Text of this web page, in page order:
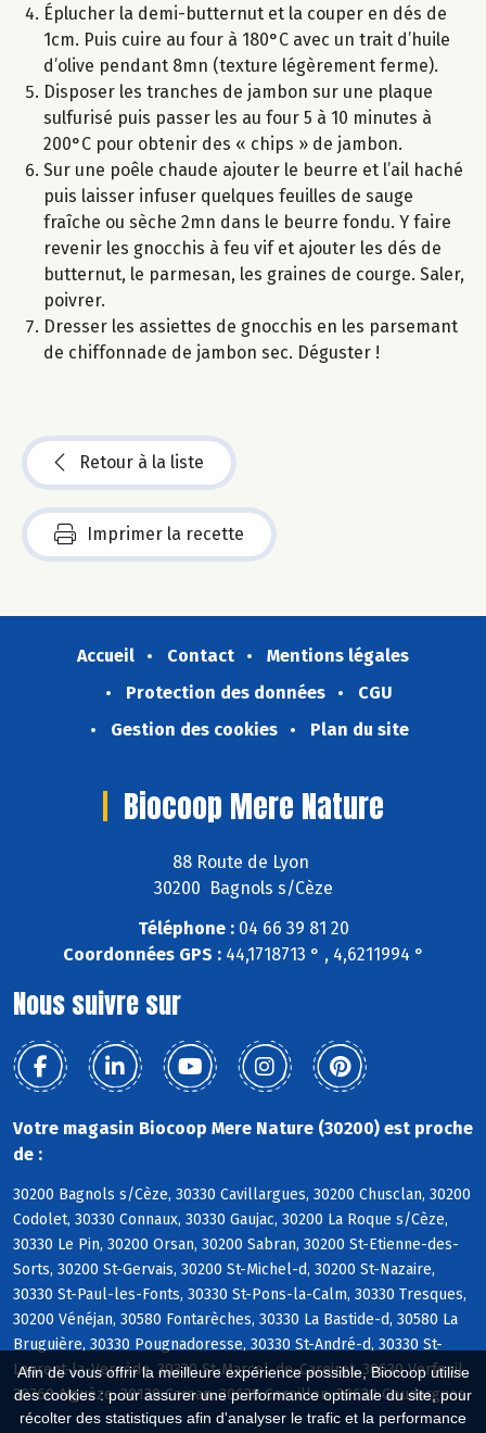
Afin de vous offrir la meilleure expérience possible, Biocoop utilise
des cookies : pour assurer une performance optimale du site, pour
récolter des statistiques afin d'analyser le trafic et la performance
Éplucher la demi-butternut et la couper en dés de
1cm. Puis cuire au four à 180°C avec un trait d’huile
d’olive pendant 8mn (texture légèrement ferme).
Disposer les tranches de jambon sur une plaque
sulfurisé puis passer les au four 5 à 10 minutes à
200°C pour obtenir des « chips » de jambon.
Sur une poêle chaude ajouter le beurre et l’ail haché
puis laisser infuser quelques feuilles de sauge
fraîche ou sèche 2mn dans le beurre fondu. Y faire
revenir les gnocchis à feu vif et ajouter les dés de
butternut, le parmesan, les graines de courge. Saler,
poivrer.
Dresser les assiettes de gnocchis en les parsemant
de chiffonnade de jambon sec. Déguster !
Retour à la liste
Imprimer la recette
Accueil Contact
Mentions légales
Protection des données
CGU
Gestion des cookies
Plan du site
Biocoop Mere Nature
88 Route de Lyon
30200 Bagnols s/Cèze
Téléphone :04 66 39 81 20
Coordonnées GPS :44,1718713 ° , 4,6211994 °
Nous suivre sur
Votre magasin Biocoop Mere Nature (30200) est proche
de :
30200 Bagnols s/Cèze, 30330 Cavillargues, 30200 Chusclan, 30200
Codolet, 30330 Connaux, 30330 Gaujac, 30200 La Roque s/Cèze,
30330 Le Pin, 30200 Orsan, 30200 Sabran, 30200 St-Etienne-des-
Sorts, 30200 St-Gervais, 30200 St-Michel-d, 30200 St-Nazaire,
30330 St-Paul-les-Fonts, 30330 St-Pons-la-Calm, 30330 Tresques,
30200 Vénéjan, 30580 Fontarèches, 30330 La Bastide-d, 30580 La
Bruguière, 30330 Pougnadoresse, 30330 St-André-d, 30330 St-
Laurent-la-Vernède, 30330 St-Marcel-de-Careiret, 30630 Verfeuil,
30760 Aiguèze, 30130 Carsan, 30630 Cornillon, 30630 Goudargues